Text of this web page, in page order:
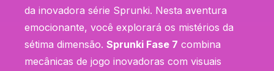
da inovadora série Sprunki. Nesta aventura
emocionante, você explorará os mistérios da
sétima dimensão. Sprunki Fase 7 combina
mecânicas de jogo inovadoras com visuais